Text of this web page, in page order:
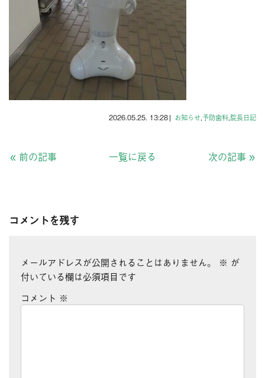
2026.05.25. 13:28 | お知らせ,予防歯科,院長日記
« 前の記事 一覧に戻る 次の記事 »
コメントを残す
メールアドレスが公開されることはありません。 ※ が
付いている欄は必須項目です
コメント ※